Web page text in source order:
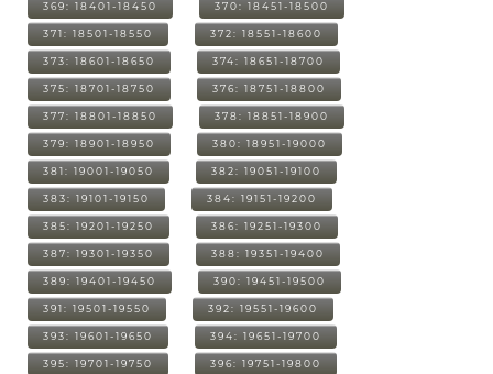
369: 18401-18450 370: 18451-18500
371: 18501-18550 372: 18551-18600
373: 18601-18650 374: 18651-18700
375: 18701-18750 376: 18751-18800
377: 18801-18850 378: 18851-18900
379: 18901-18950 380: 18951-19000
381: 19001-19050 382: 19051-19100
383: 19101-19150 384: 19151-19200
385: 19201-19250 386: 19251-19300
387: 19301-19350 388: 19351-19400
389: 19401-19450 390: 19451-19500
391: 19501-19550 392: 19551-19600
393: 19601-19650 394: 19651-19700
395: 19701-19750 396: 19751-19800